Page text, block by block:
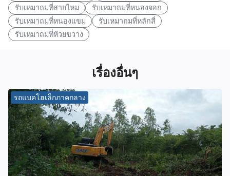
รับเหมาถมที่สายไหม
รับเหมาถมที่หนองจอก
รับเหมาถมที่หนองแขม
รับเหมาถมที่หลักสี่
รับเหมาถมที่ห้วยขวาง
เรื่องอื่นๆ
รถแบคโฮเล็กภาคกลาง